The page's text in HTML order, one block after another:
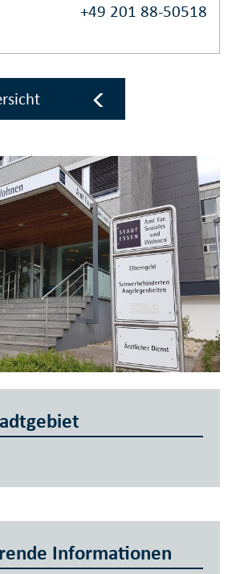
+49 201 88-50518
Informationen